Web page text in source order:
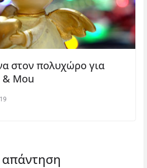
στον πολυχώρο για
& Mou